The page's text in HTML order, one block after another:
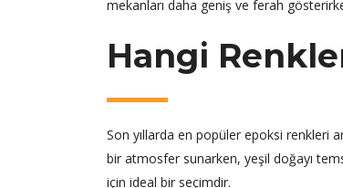
mekanları daha geniş ve ferah
Hangi
Son yıllarda en popüler epoksi renkleri
bir atmosfer sunarken, yeşil doğayı
için ideal bir seçimdir.